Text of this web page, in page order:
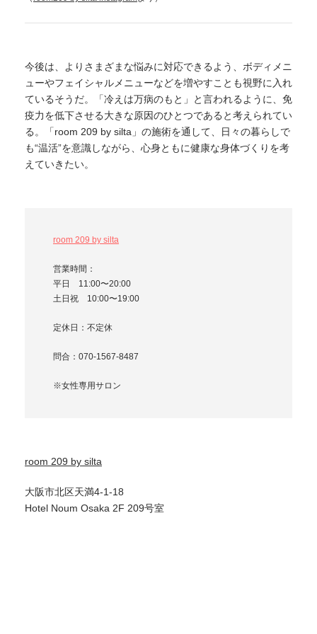
今後は、よりさまざまな悩みに対応できるよう、ボディメニ
ューやフェイシャルメニューなどを増やすことも視野に入れ
ているそうだ。「冷えは万病のもと」と言われるように、免
疫力を低下させる大きな原因のひとつであると考えられてい
る。「room 209 by silta」の施術を通して、日々の暮らしで
も“温活”を意識しながら、心身ともに健康な身体づくりを考
えていきたい。
room 209 by silta
営業時間：
平日 11:00〜20:00
土日祝 10:00〜19:00
定休日：不定休
問合：070-1567-8487
※女性専用サロン
room 209 by silta
大阪市北区天満4-1-18
Hotel Noum Osaka 2F 209号室